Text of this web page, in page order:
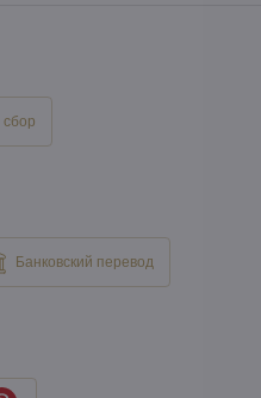
Банковский перевод